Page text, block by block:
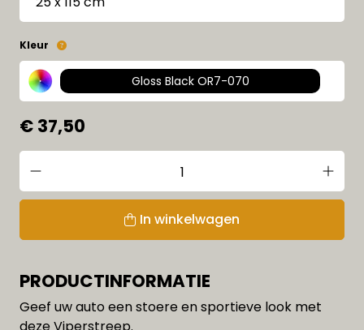
Kleur
Gloss Black OR7-070
€ 37,50
In winkelwagen
PRODUCTINFORMATIE
Geef uw auto een stoere en sportieve look met